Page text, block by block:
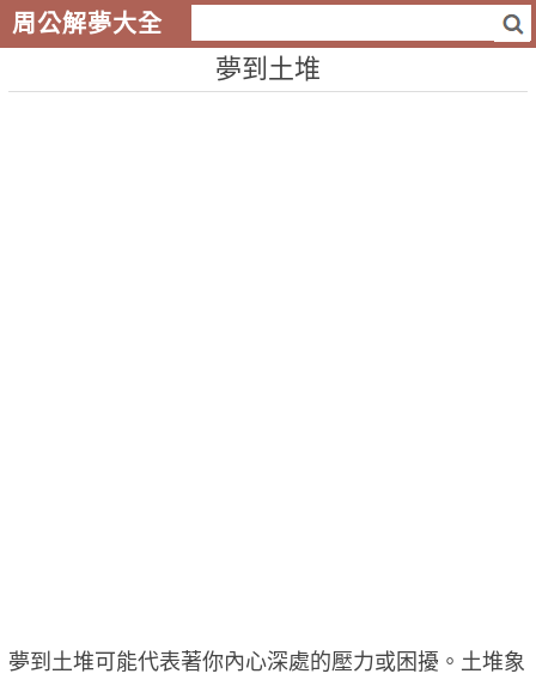
周公解夢大全
夢到土堆
夢到土堆可能代表著你內心深處的壓力或困擾。土堆象